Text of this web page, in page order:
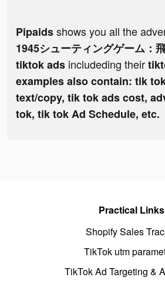
Pipaidsshows you all the
1945シューティングゲーム：
tiktok ads includeding their
examples also contain: tik
text/copy, tik tok ads cost,
tok, tik tok Ad Schedule, etc.
Practical Links
Shopify Sales
TikTok utm
TikTok Ad Targeting &